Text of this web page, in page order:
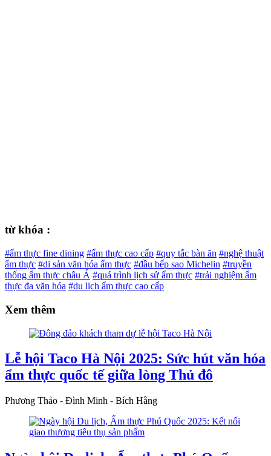
từ khóa :
#ẩm thực fine dining #ẩm thực cao cấp #quy tắc bàn ăn #nghệ thuật
ẩm thực #di sản văn hóa ẩm thực #đầu bếp sao Michelin #truyền
thống ẩm thực châu Á #quá trình lịch sử ẩm thực #trải nghiệm ẩm
thực đa văn hóa #du lịch ẩm thực cao cấp
Xem thêm
Lễ hội Taco Hà Nội 2025: Sức hút văn hóa
ẩm thực quốc tế giữa lòng Thủ đô
Phương Thảo - Đình Minh - Bích Hằng